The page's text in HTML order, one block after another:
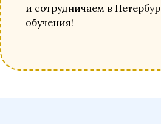
и сотрудничаем в
обучения!